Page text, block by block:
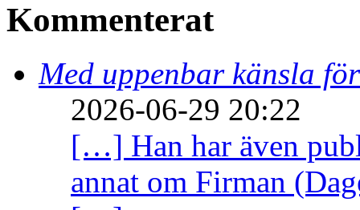
Kommenterat
Med uppenbar känsla
2026-06-29 20:22
[…] Han har även
annat om Firman